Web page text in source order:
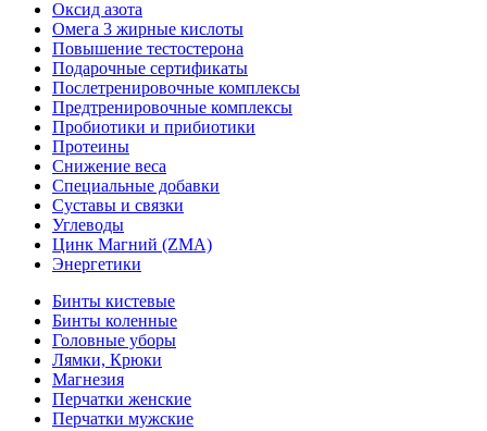
Оксид азота
Омега 3 жирные кислоты
Повышение тестостерона
Подарочные сертификаты
Послетренировочные комплексы
Предтренировочные комплексы
Пробиотики и прибиотики
Протеины
Снижение веса
Специальные добавки
Суставы и связки
Углеводы
Цинк Магний (ZMA)
Энергетики
Бинты кистевые
Бинты коленные
Головные уборы
Лямки, Крюки
Магнезия
Перчатки женские
Перчатки мужские